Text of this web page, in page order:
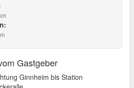
Gastgeber
Ginnheim bis Station